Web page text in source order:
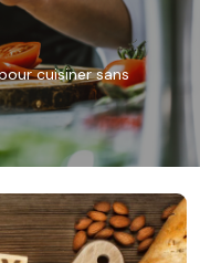
cuisiner sans